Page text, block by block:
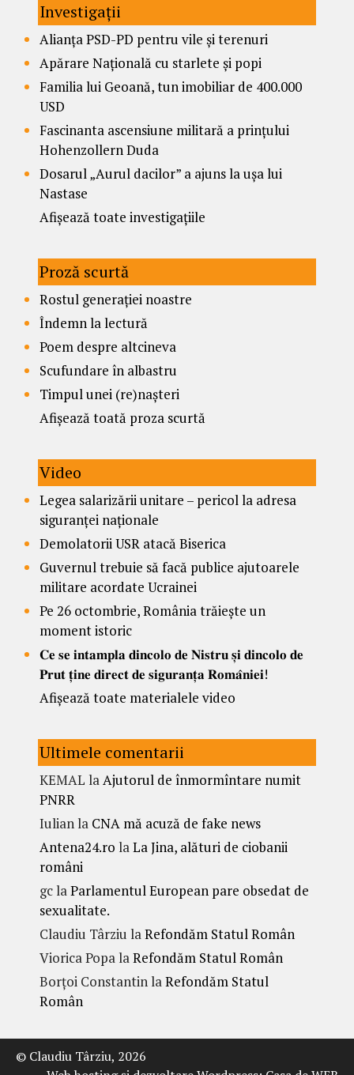
Investigații
Alianța PSD-PD pentru vile și terenuri
Apărare Națională cu starlete și popi
Familia lui Geoană, tun imobiliar de 400.000
USD
Fascinanta ascensiune militară a prințului
Hohenzollern Duda
Dosarul „Aurul dacilor” a ajuns la ușa lui
Nastase
Afișează toate investigațiile
Proză scurtă
Rostul generației noastre
Îndemn la lectură
Poem despre altcineva
Scufundare în albastru
Timpul unei (re)nașteri
Afișează toată proza scurtă
Video
Legea salarizării unitare – pericol la adresa
siguranței naționale
Demolatorii USR atacă Biserica
Guvernul trebuie să facă publice ajutoarele
militare acordate Ucrainei
Pe 26 octombrie, România trăiește un
moment istoric
𝐂𝐞 𝐬𝐞 𝐢𝐧𝐭𝐚𝐦𝐩𝐥𝐚 𝐝𝐢𝐧𝐜𝐨𝐥𝐨 𝐝𝐞 𝐍𝐢𝐬𝐭𝐫𝐮 𝐬̦𝐢 𝐝𝐢𝐧𝐜𝐨𝐥𝐨 𝐝𝐞
𝐏𝐫𝐮𝐭 𝐭̦𝐢𝐧𝐞 𝐝𝐢𝐫𝐞𝐜𝐭 𝐝𝐞 𝐬𝐢𝐠𝐮𝐫𝐚𝐧𝐭̦𝐚 𝐑𝐨𝐦𝐚̂𝐧𝐢𝐞𝐢!
Afișează toate materialele video
Ultimele comentarii
KEMAL laAjutorul de înmormîntare numit
PNRR
Iulianla CNA mă acuză de fake news
Antena24.ro laLa Jina, alături de ciobanii
români
gclaParlamentul European pare obsedat de
sexualitate.
Claudiu Târziu laRefondăm Statul Român
Viorica PopalaRefondăm Statul Român
Borțoi ConstantinlaRefondăm Statul
Român
© Claudiu Târziu, 2026